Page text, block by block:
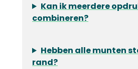
Kan ik meerdere
combineren?
Hebben alle munten
rand?